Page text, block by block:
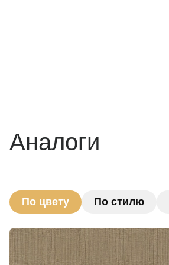
Аналоги
По цвету По стилю